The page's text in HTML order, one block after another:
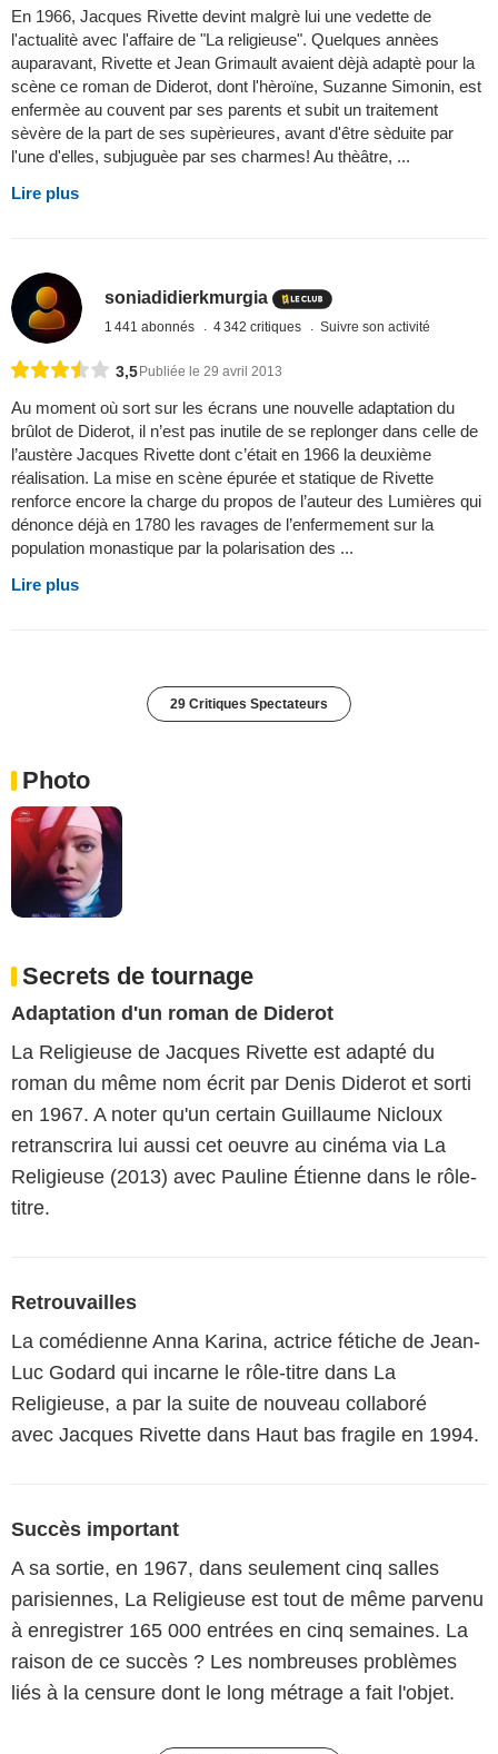
En 1966, Jacques Rivette devint malgrè lui une vedette de
l'actualitè avec l'affaire de "La religieuse". Quelques annèes
auparavant, Rivette et Jean Grimault avaient dèjà adaptè pour la
scène ce roman de Diderot, dont l'hèroïne, Suzanne Simonin, est
enfermèe au couvent par ses parents et subit un traitement
sèvère de la part de ses supèrieures, avant d'être sèduite par
l'une d'elles, subjuguèe par ses charmes! Au thèâtre, ...
Lire plus
soniadidierkmurgia
1 441 abonnés 4 342 critiques Suivre son activité
3,5 Publiée le 29 avril 2013
Au moment où sort sur les écrans une nouvelle adaptation du
brûlot de Diderot, il n’est pas inutile de se replonger dans celle de
l’austère Jacques Rivette dont c’était en 1966 la deuxième
réalisation. La mise en scène épurée et statique de Rivette
renforce encore la charge du propos de l’auteur des Lumières qui
dénonce déjà en 1780 les ravages de l’enfermement sur la
population monastique par la polarisation des ...
Lire plus
29 Critiques Spectateurs
Photo
Secrets de tournage
Adaptation d'un roman de Diderot
La Religieuse de Jacques Rivette est adapté du
roman du même nom écrit par Denis Diderot et sorti
en 1967. A noter qu'un certain Guillaume Nicloux
retranscrira lui aussi cet oeuvre au cinéma via La
Religieuse (2013) avec Pauline Étienne dans le rôle-
titre.
Retrouvailles
La comédienne Anna Karina, actrice fétiche de Jean-
Luc Godard qui incarne le rôle-titre dans La
Religieuse, a par la suite de nouveau collaboré
avec Jacques Rivette dans Haut bas fragile en 1994.
Succès important
A sa sortie, en 1967, dans seulement cinq salles
parisiennes, La Religieuse est tout de même parvenu
à enregistrer 165 000 entrées en cinq semaines. La
raison de ce succès ? Les nombreuses problèmes
liés à la censure dont le long métrage a fait l'objet.